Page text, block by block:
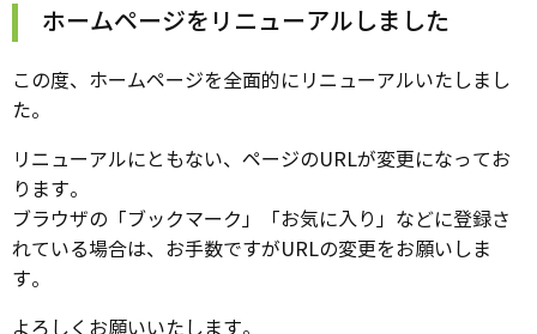
ホームページをリニューアルしました
この度、ホームページを全面的にリニューアルいたしまし
た。
リニューアルにともない、ページのURLが変更になってお
ります。
ブラウザの「ブックマーク」「お気に入り」などに登録さ
れている場合は、お手数ですがURLの変更をお願いしま
す。
よろしくお願いいたします。